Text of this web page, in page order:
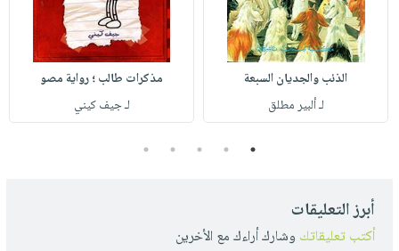
الذئب والجديان السبعة
لـ ألبير مطلق
مذكرات طالب ؛ رواية مصو
لـ جيف كيني
1
2
3
4
5
أبرز التعليقات
أكتب تعليقاتك وشارك أراءك مع الأخرين